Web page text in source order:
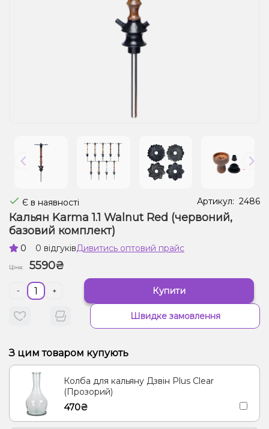
Рідини для електронних сигарет
Є в наявності Артикул: 2486
Кальян Karma 1.1 Walnut Red (червоний,
базовий комплект)
0 0 відгуківДивитись оптовий прайс
Ціна: 5590₴
- + Купити
Швидке замовлення
З цим товаром купують
Колба для кальяну Дзвін Plus Clear
(Прозорий)
470₴